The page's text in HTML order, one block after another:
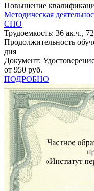
Повышение
Методическая
СПО
Трудоемкость: 36 ак.ч.,
Продолжительность
дня
Документ:
от 950 руб.
ПОДРОБНО